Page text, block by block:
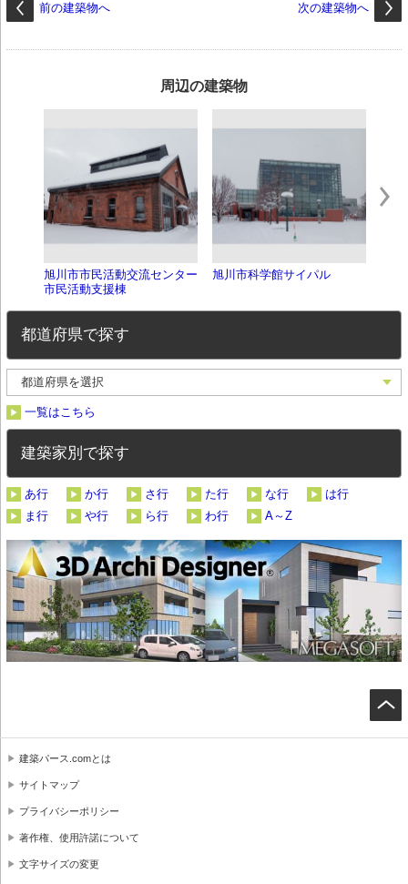
前の建築物へ 次の建築物へ
周辺の建築物
旭川市市民活動交流センター
市民活動支援棟
旭川市科学館サイパル
都道府県で探す
一覧はこちら
建築家別で探す
あ行 か行 さ行 た行 な行
は行
ま行
や行 ら行 わ行 A～Z
建築パース.comとは
サイトマップ
プライバシーポリシー
著作権、使用許諾について
文字サイズの変更